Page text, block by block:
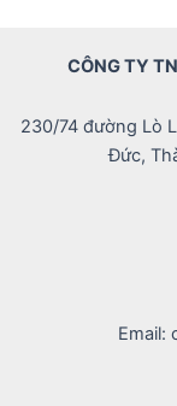
CÔNG TY
230/74 đường Lò
Đức,
Email: